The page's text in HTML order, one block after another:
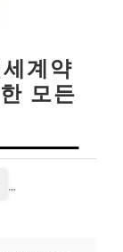
계약
모든